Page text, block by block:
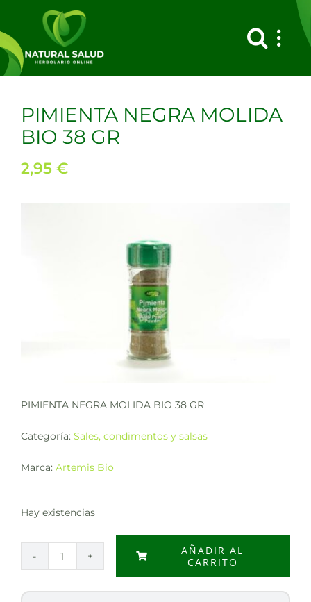
contenido
PIMIENTA NEGRA MOLIDA
BIO 38 GR
2,95 €
PIMIENTA NEGRA MOLIDA BIO 38 GR
Categoría: Sales, condimentos y salsas
Marca: Artemis Bio
Hay existencias
PIMIENTA
AÑADIR AL
CARRITO